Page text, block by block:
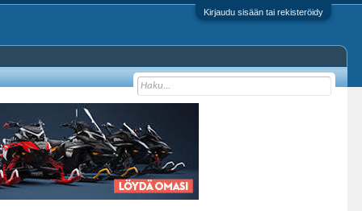
Kirjaudu sisään tai rekisteröidy